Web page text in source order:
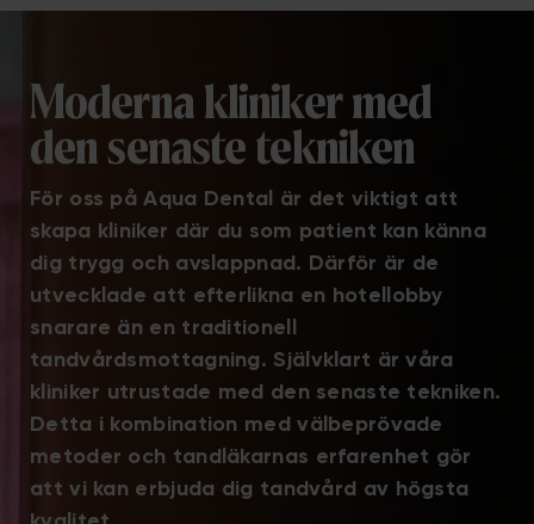
Moderna kliniker med
den senaste tekniken
För oss på Aqua Dental är det viktigt att
skapa kliniker där du som patient kan känna
dig trygg och avslappnad. Därför är de
utvecklade att efterlikna en hotellobby
snarare än en traditionell
tandvårdsmottagning. Självklart är våra
kliniker utrustade med den senaste tekniken.
Detta i kombination med välbeprövade
metoder och tandläkarnas erfarenhet gör
att vi kan erbjuda dig tandvård av högsta